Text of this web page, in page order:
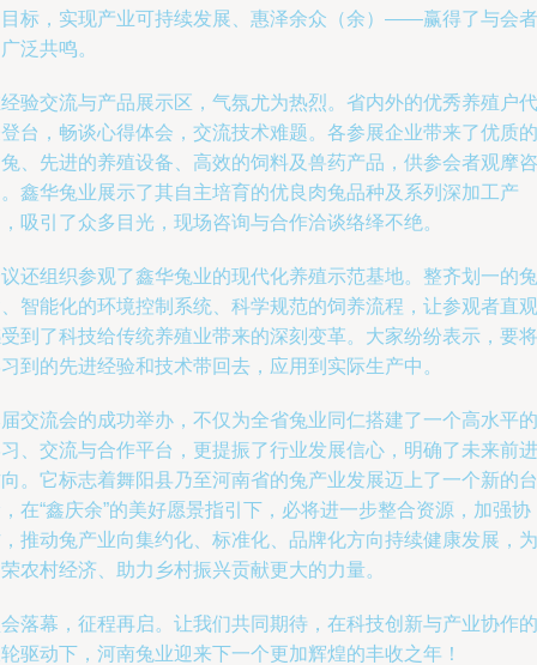
标，实现产业可持续发展、惠泽余众（余）——赢得了与会者
泛共鸣。
验交流与产品展示区，气氛尤为热烈。省内外的优秀养殖户代
台，畅谈心得体会，交流技术难题。各参展企业带来了优质的
、先进的养殖设备、高效的饲料及兽药产品，供参会者观摩咨
鑫华兔业展示了其自主培育的优良肉兔品种及系列深加工产
吸引了众多目光，现场咨询与合作洽谈络绎不绝。
还组织参观了鑫华兔业的现代化养殖示范基地。整齐划一的兔
智能化的环境控制系统、科学规范的饲养流程，让参观者直观
到了科技给传统养殖业带来的深刻变革。大家纷纷表示，要将
到的先进经验和技术带回去，应用到实际生产中。
交流会的成功举办，不仅为全省兔业同仁搭建了一个高水平的
、交流与合作平台，更提振了行业发展信心，明确了未来前进
。它标志着舞阳县乃至河南省的兔产业发展迈上了一个新的台
在“鑫庆余”的美好愿景指引下，必将进一步整合资源，加强协
推动兔产业向集约化、标准化、品牌化方向持续健康发展，为
农村经济、助力乡村振兴贡献更大的力量。
落幕，征程再启。让我们共同期待，在科技创新与产业协作的
驱动下，河南兔业迎来下一个更加辉煌的丰收之年！